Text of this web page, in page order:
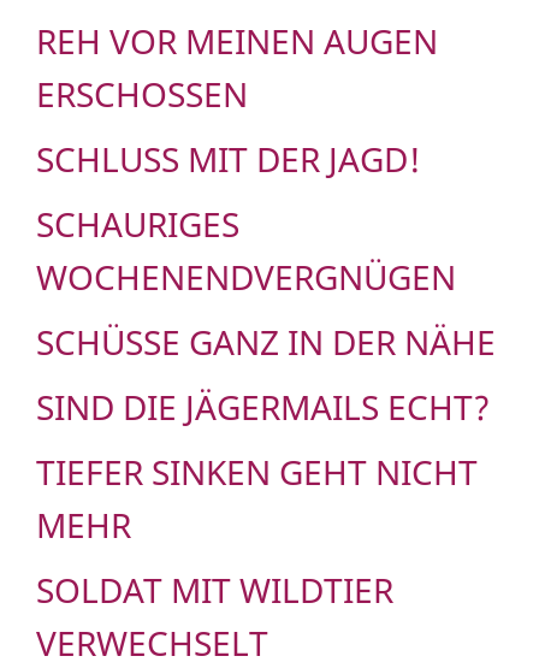
REH VOR MEINEN AUGEN
ERSCHOSSEN
SCHLUSS MIT DER JAGD!
SCHAURIGES
WOCHENENDVERGNÜGEN
SCHÜSSE GANZ IN DER NÄHE
SIND DIE JÄGERMAILS ECHT?
TIEFER SINKEN GEHT NICHT
MEHR
SOLDAT MIT WILDTIER
VERWECHSELT